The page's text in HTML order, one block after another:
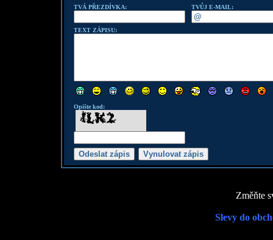
TVÁ PŘEZDÍVKA: TVŮJ E-MAIL:
TEXT ZÁPISU:
Opište kod:
Změňte
Slevy do